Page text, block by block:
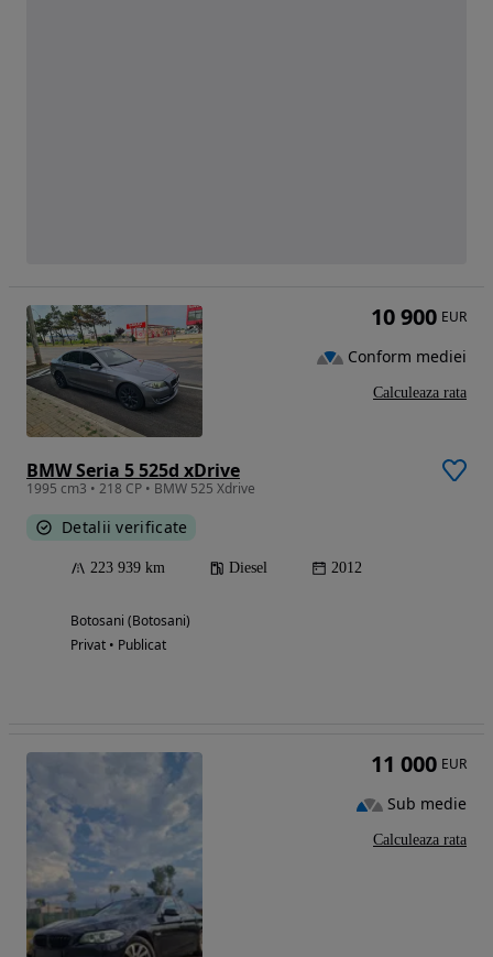
BMW Seria 5 525d xDrive
1995 cm3 • 218 CP • BMW 525 Xdrive
Detalii verificate
223 939 km Diesel 2012
Botosani (Botosani)
Privat • Publicat
10 900 EUR
Conform mediei
Calculeaza rata
11 000 EUR
Sub medie
Calculeaza rata